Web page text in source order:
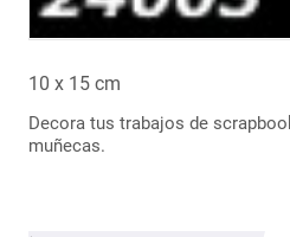
10 x 15 cm
Decora tus trabajos de
muñecas.